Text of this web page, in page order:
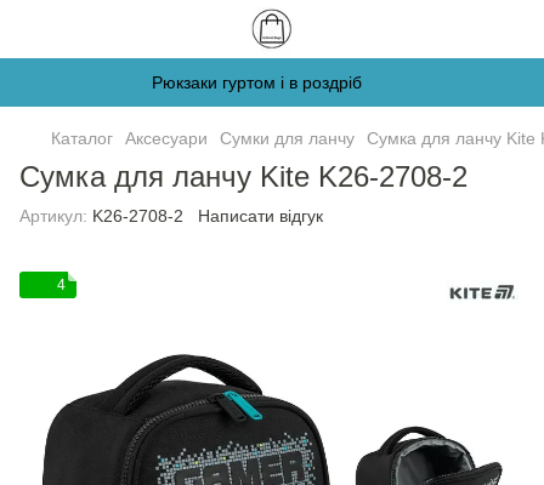
Рюкзаки гуртом і в роздріб
Каталог Аксесуари Сумки для ланчу Сумка для ланчу Kite
Сумка для ланчу Kite K26-2708-2
Артикул: K26-2708-2 Написати відгук
4